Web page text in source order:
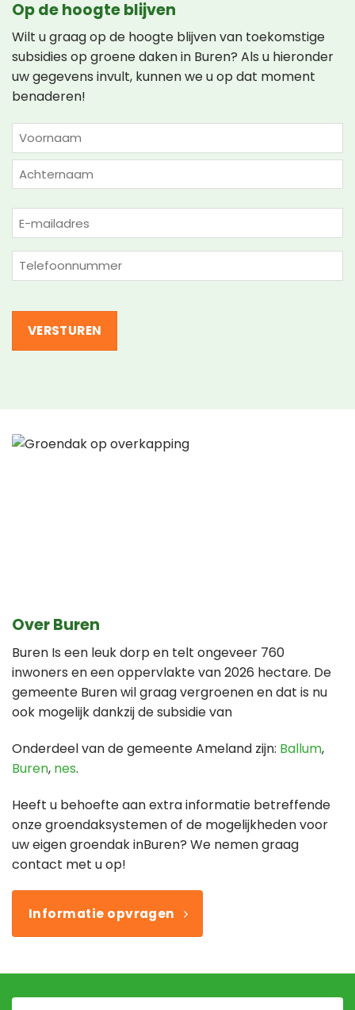
Op de hoogte blijven
Wilt u graag op de hoogte blijven van toekomstige
subsidies op groene daken in Buren? Als u hieronder
uw gegevens invult, kunnen we u op dat moment
benaderen!
NAAM
(VEREIST)
Voornaam
E-
mailadres
(Vereist)
Telefoon
(Vereist)
Over Buren
Buren Is een leuk dorp en telt ongeveer 760
inwoners en een oppervlakte van 2026 hectare. De
gemeente Buren wil graag vergroenen en dat is nu
ook mogelijk dankzij de subsidie van
Onderdeel van de gemeente Ameland zijn: Ballum,
Buren, nes.
Heeft u behoefte aan extra informatie betreffende
onze groendaksystemen of de mogelijkheden voor
uw eigen groendak inBuren? We nemen graag
contact met u op!
Informatie opvragen